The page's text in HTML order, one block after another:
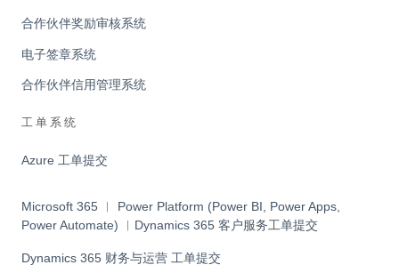
合作伙伴奖励审核系统
电子签章系统
合作伙伴信用管理系统
工单系统
Azure 工单提交
Microsoft 365 ︱ Power Platform (Power BI, Power Apps,
Power Automate) ︱Dynamics 365 客户服务工单提交
Dynamics 365 财务与运营 工单提交